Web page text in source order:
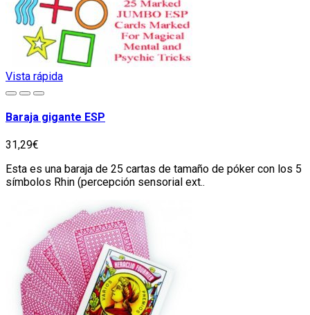
Vista rápida
Baraja gigante ESP
31,29€
Esta es una baraja de 25 cartas de tamaño de póker con los 5
símbolos Rhin (percepción sensorial ext..